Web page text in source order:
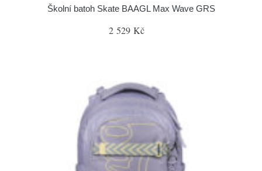
Školní batoh Skate BAAGL Max Wave GRS
2 529 Kč